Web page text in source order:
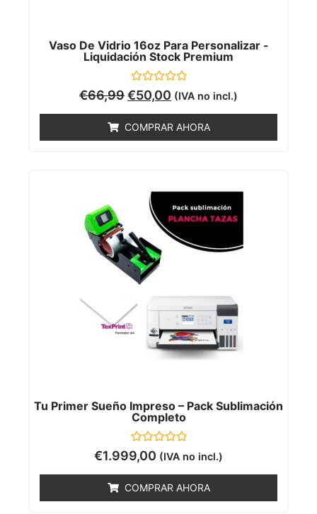
Vaso De Vidrio 16oz Para Personalizar -
Liquidación Stock Premium
Valorado
con
5
€66,99€50,00 (IVA no incl.)
COMPRAR AHORA
Tu Primer Sueño Impreso – Pack Sublimación
Completo
Valorado
con
5
€1.999,00 (IVA no incl.)
COMPRAR AHORA